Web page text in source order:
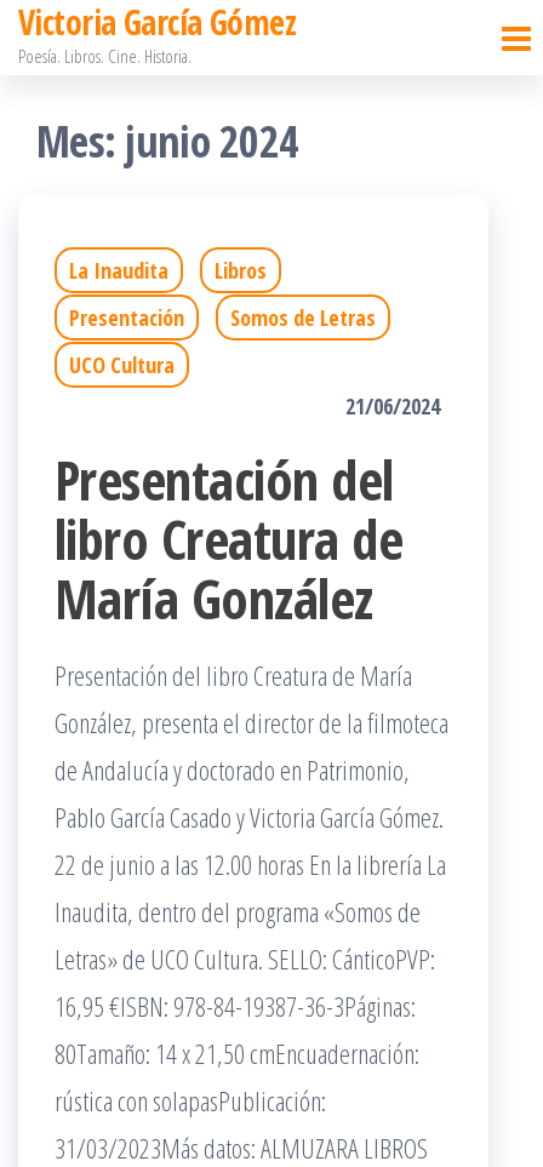
Saltar
contenido
Victoria García Gómez
Poesía. Libros. Cine. Historia.
Mes: junio 2024
La Inaudita
Libros
Presentación
Somos de Letras
UCO Cultura
21/06/2024
Presentación del
libro Creatura de
María González
Presentación del libro Creatura de María
González, presenta el director de la filmoteca
de Andalucía y doctorado en Patrimonio,
Pablo García Casado y Victoria García Gómez.
22 de junio a las 12.00 horas En la librería La
Inaudita, dentro del programa «Somos de
Letras» de UCO Cultura. SELLO: CánticoPVP:
16,95 €ISBN: 978-84-19387-36-3Páginas:
80Tamaño: 14 x 21,50 cmEncuadernación:
rústica con solapasPublicación:
31/03/2023Más datos: ALMUZARA LIBROS